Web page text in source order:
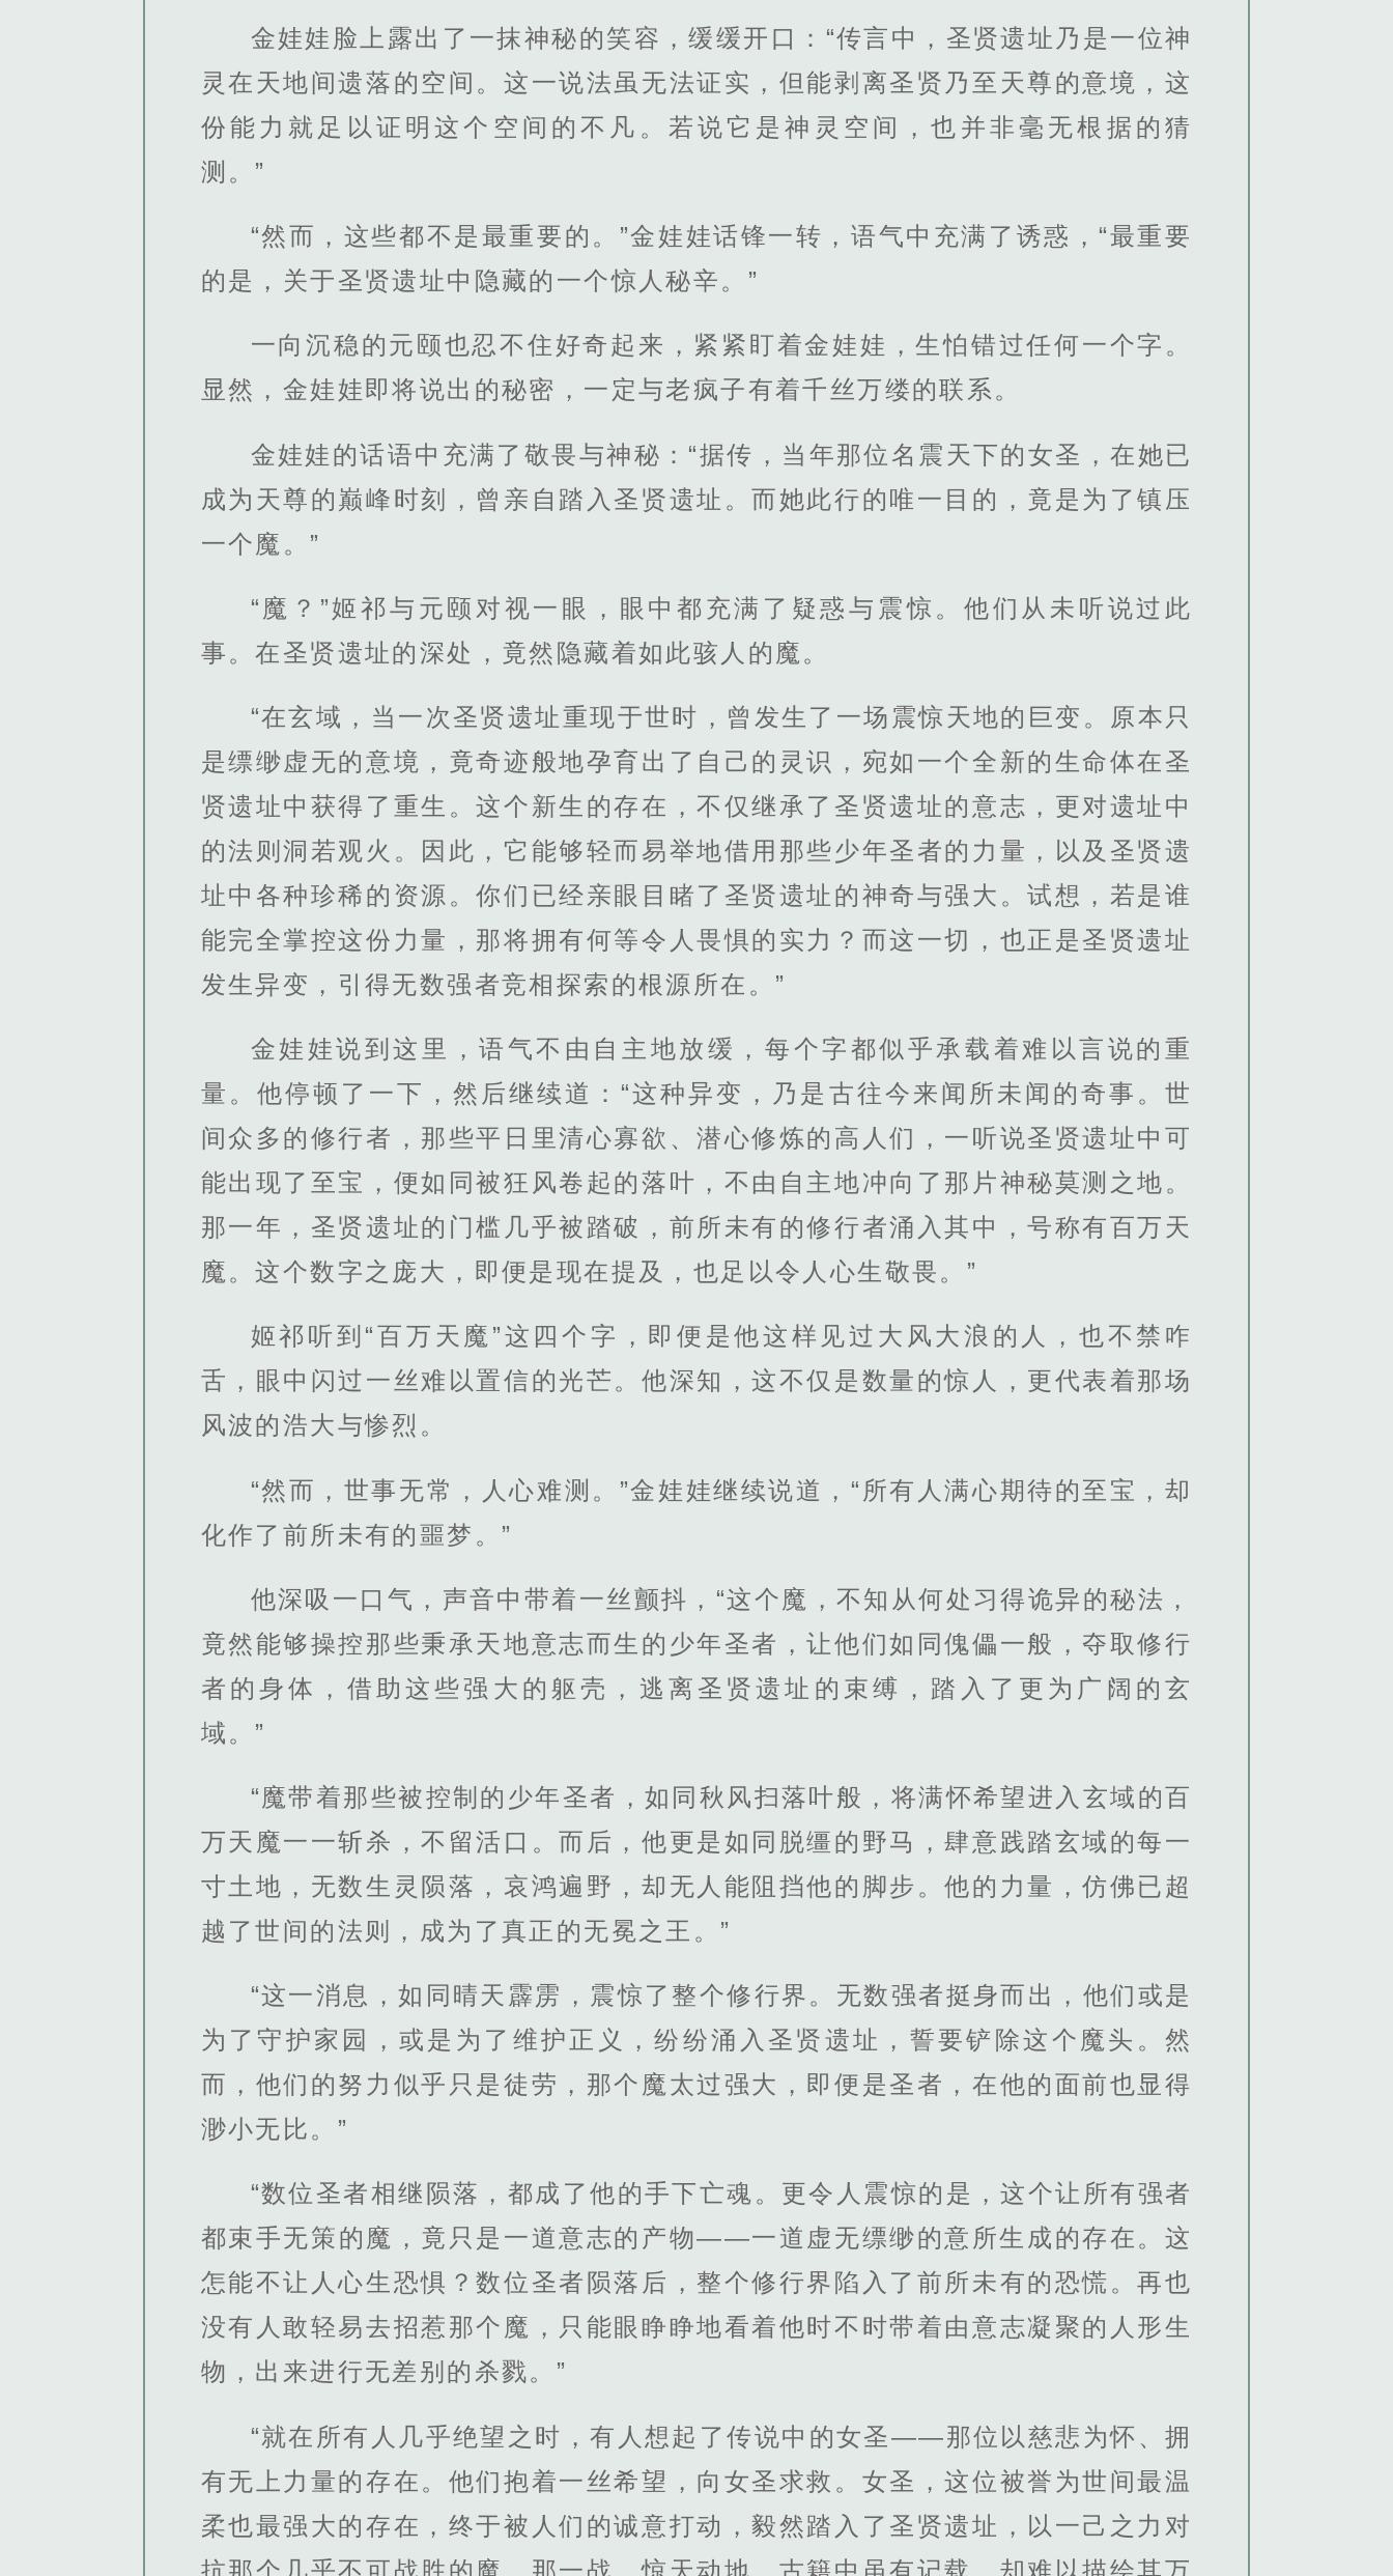
金娃娃脸上露出了一抹神秘的笑容，缓缓开口：“传言中，圣贤遗址乃是一位神
灵在天地间遗落的空间。这一说法虽无法证实，但能剥离圣贤乃至天尊的意境，这
份能力就足以证明这个空间的不凡。若说它是神灵空间，也并非毫无根据的猜
测。”
“然而，这些都不是最重要的。”金娃娃话锋一转，语气中充满了诱惑，“最重要
的是，关于圣贤遗址中隐藏的一个惊人秘辛。”
一向沉稳的元颐也忍不住好奇起来，紧紧盯着金娃娃，生怕错过任何一个字。
显然，金娃娃即将说出的秘密，一定与老疯子有着千丝万缕的联系。
金娃娃的话语中充满了敬畏与神秘：“据传，当年那位名震天下的女圣，在她已
成为天尊的巅峰时刻，曾亲自踏入圣贤遗址。而她此行的唯一目的，竟是为了镇压
一个魔。”
“魔？”姬祁与元颐对视一眼，眼中都充满了疑惑与震惊。他们从未听说过此
事。在圣贤遗址的深处，竟然隐藏着如此骇人的魔。
“在玄域，当一次圣贤遗址重现于世时，曾发生了一场震惊天地的巨变。原本只
是缥缈虚无的意境，竟奇迹般地孕育出了自己的灵识，宛如一个全新的生命体在圣
贤遗址中获得了重生。这个新生的存在，不仅继承了圣贤遗址的意志，更对遗址中
的法则洞若观火。因此，它能够轻而易举地借用那些少年圣者的力量，以及圣贤遗
址中各种珍稀的资源。你们已经亲眼目睹了圣贤遗址的神奇与强大。试想，若是谁
能完全掌控这份力量，那将拥有何等令人畏惧的实力？而这一切，也正是圣贤遗址
发生异变，引得无数强者竞相探索的根源所在。”
金娃娃说到这里，语气不由自主地放缓，每个字都似乎承载着难以言说的重
量。他停顿了一下，然后继续道：“这种异变，乃是古往今来闻所未闻的奇事。世
间众多的修行者，那些平日里清心寡欲、潜心修炼的高人们，一听说圣贤遗址中可
能出现了至宝，便如同被狂风卷起的落叶，不由自主地冲向了那片神秘莫测之地。
那一年，圣贤遗址的门槛几乎被踏破，前所未有的修行者涌入其中，号称有百万天
魔。这个数字之庞大，即便是现在提及，也足以令人心生敬畏。”
姬祁听到“百万天魔”这四个字，即便是他这样见过大风大浪的人，也不禁咋
舌，眼中闪过一丝难以置信的光芒。他深知，这不仅是数量的惊人，更代表着那场
风波的浩大与惨烈。
“然而，世事无常，人心难测。”金娃娃继续说道，“所有人满心期待的至宝，却
化作了前所未有的噩梦。”
他深吸一口气，声音中带着一丝颤抖，“这个魔，不知从何处习得诡异的秘法，
竟然能够操控那些秉承天地意志而生的少年圣者，让他们如同傀儡一般，夺取修行
者的身体，借助这些强大的躯壳，逃离圣贤遗址的束缚，踏入了更为广阔的玄
域。”
“魔带着那些被控制的少年圣者，如同秋风扫落叶般，将满怀希望进入玄域的百
万天魔一一斩杀，不留活口。而后，他更是如同脱缰的野马，肆意践踏玄域的每一
寸土地，无数生灵陨落，哀鸿遍野，却无人能阻挡他的脚步。他的力量，仿佛已超
越了世间的法则，成为了真正的无冕之王。”
“这一消息，如同晴天霹雳，震惊了整个修行界。无数强者挺身而出，他们或是
为了守护家园，或是为了维护正义，纷纷涌入圣贤遗址，誓要铲除这个魔头。然
而，他们的努力似乎只是徒劳，那个魔太过强大，即便是圣者，在他的面前也显得
渺小无比。”
“数位圣者相继陨落，都成了他的手下亡魂。更令人震惊的是，这个让所有强者
都束手无策的魔，竟只是一道意志的产物——一道虚无缥缈的意所生成的存在。这
怎能不让人心生恐惧？数位圣者陨落后，整个修行界陷入了前所未有的恐慌。再也
没有人敢轻易去招惹那个魔，只能眼睁睁地看着他时不时带着由意志凝聚的人形生
物，出来进行无差别的杀戮。”
“就在所有人几乎绝望之时，有人想起了传说中的女圣——那位以慈悲为怀、拥
有无上力量的存在。他们抱着一丝希望，向女圣求救。女圣，这位被誉为世间最温
柔也最强大的存在，终于被人们的诚意打动，毅然踏入了圣贤遗址，以一己之力对
抗那个几乎不可战胜的魔。那一战，惊天动地。古籍中虽有记载，却难以描绘其万